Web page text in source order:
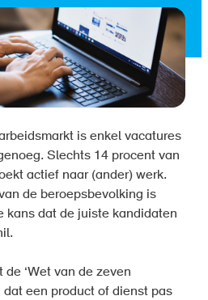
is enkel vacatures
Slechts 14 procent van
actief naar (ander) werk.
de beroepsbevolking is
kans dat de juiste kandidaten
‘Wet van de zeven
dat een product of dienst pas